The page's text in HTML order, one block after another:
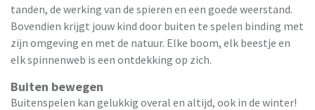
tanden, de werking van de spieren en een goede weerstand.
Bovendien krijgt jouw kind door buiten te spelen binding met
zijn omgeving en met de natuur. Elke boom, elk beestje en
elk spinnenweb is een ontdekking op zich.
Buiten bewegen
Buitenspelen kan gelukkig overal en altijd, ook in de winter!